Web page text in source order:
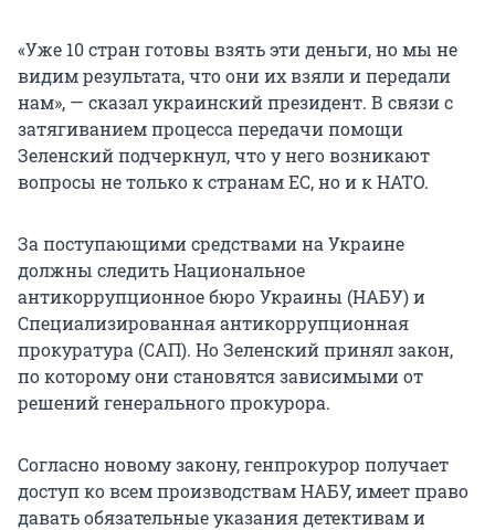
«Уже 10 стран готовы взять эти деньги, но мы не
видим результата, что они их взяли и передали
нам», — сказал украинский президент. В связи с
затягиванием процесса передачи помощи
Зеленский подчеркнул, что у него возникают
вопросы не только к странам ЕС, но и к НАТО.
За поступающими средствами на Украине
должны следить Национальное
антикоррупционное бюро Украины (НАБУ) и
Специализированная антикоррупционная
прокуратура (САП). Но Зеленский принял закон,
по которому они становятся зависимыми от
решений генерального прокурора.
Согласно новому закону, генпрокурор получает
доступ ко всем производствам НАБУ, имеет право
давать обязательные указания детективам и